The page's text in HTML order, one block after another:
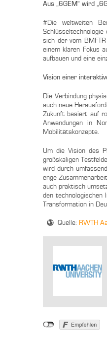
Aus „6GEM“ wird
#Die weltweiten
sich der vom
einem klaren Fokus
aufbauen und eine
Vision einer
Die Verbindung
auch neue
Zukunft basiert auf
Anwendungen in
Mobilitätskonzepte.
Um die Vision des
großskaligen
wird durch
enge
auch praktisch
den technologischen
Transformation in
Quelle: RWTH